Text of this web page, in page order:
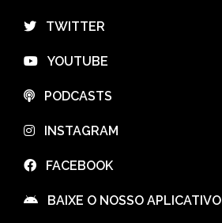
⠀TWITTER
⠀YOUTUBE
⠀PODCASTS
⠀INSTAGRAM
⠀FACEBOOK
⠀BAIXE O NOSSO APLICATIVO